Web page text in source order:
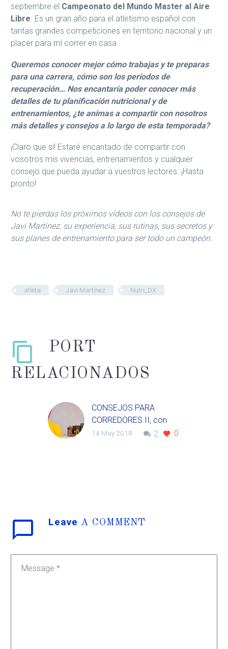
septiembre el Campeonato del Mundo Master al Aire
Libre. Es un gran año para el atletismo español con
tantas grandes competiciones en territorio nacional y un
placer para mí correr en casa.
Queremos conocer mejor cómo trabajas y te preparas
para una carrera, cómo son los períodos de
recuperación… Nos encantaría poder conocer más
detalles de tu planificación nutricional y de
entrenamientos, ¿te animas a compartir con nosotros
más detalles y consejos a lo largo de esta temporada?
¡Claro que sí! Estaré encantado de compartir con
vosotros mis vivencias, entrenamientos y cualquier
consejo que pueda ayudar a vuestros lectores. ¡Hasta
pronto!
No te pierdas los próximos vídeos con los consejos de
Javi Martínez, su experiencia, sus rutinas, sus secretos y
sus planes de entrenamiento para ser todo un campeón.
atleta Javi Martínez Nutri_DX
PORT
RELACIONADOS
CONSEJOS PARA
CORREDORES II, con
Javi Martínez.
claves…
2 0
14 May 2018
Leave A COMMENT